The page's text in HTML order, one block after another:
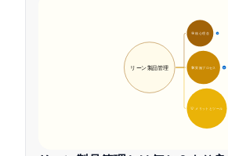
🎯 核心理念 9
🛠️ 実施プロセス 12
💡 メリットとツール
リーン製品管理